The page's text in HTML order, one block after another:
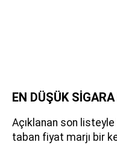
EN DÜŞÜK
Açıklanan son
taban fiyat marjı bir